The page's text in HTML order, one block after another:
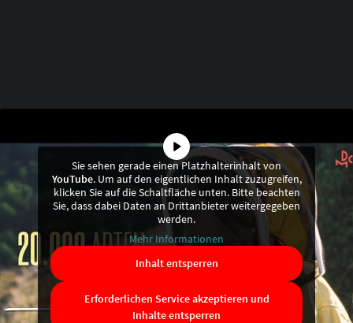
Sie sehen gerade einen Platzhalterinhalt von
YouTube. Um auf den eigentlichen Inhalt zuzugreifen,
klicken Sie auf die Schaltfläche unten. Bitte beachten
Sie, dass dabei Daten an Drittanbieter weitergegeben
werden.
Mehr Informationen
Inhalt entsperren
Erforderlichen Service akzeptieren und
Inhalte entsperren